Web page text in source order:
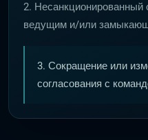
2. Несанкционированный
ведущим и/или
3. Сокращение или
согласования с